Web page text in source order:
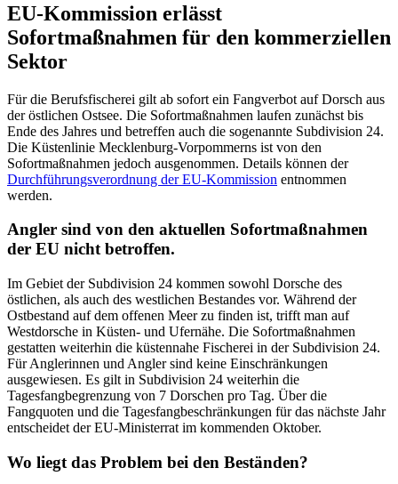
EU-Kommission erlässt
Sofortmaßnahmen für den kommerziellen
Sektor
Für die Berufsfischerei gilt ab sofort ein Fangverbot auf Dorsch aus
der östlichen Ostsee. Die Sofortmaßnahmen laufen zunächst bis
Ende des Jahres und betreffen auch die sogenannte Subdivision 24.
Die Küstenlinie Mecklenburg-Vorpommerns ist von den
Sofortmaßnahmen jedoch ausgenommen. Details können der
Durchführungsverordnung der EU-Kommission entnommen
werden.
Angler sind von den aktuellen Sofortmaßnahmen
der EU nicht betroffen.
Im Gebiet der Subdivision 24 kommen sowohl Dorsche des
östlichen, als auch des westlichen Bestandes vor. Während der
Ostbestand auf dem offenen Meer zu finden ist, trifft man auf
Westdorsche in Küsten- und Ufernähe. Die Sofortmaßnahmen
gestatten weiterhin die küstennahe Fischerei in der Subdivision 24.
Für Anglerinnen und Angler sind keine Einschränkungen
ausgewiesen. Es gilt in Subdivision 24 weiterhin die
Tagesfangbegrenzung von 7 Dorschen pro Tag. Über die
Fangquoten und die Tagesfangbeschränkungen für das nächste Jahr
entscheidet der EU-Ministerrat im kommenden Oktober.
Wo liegt das Problem bei den Beständen?